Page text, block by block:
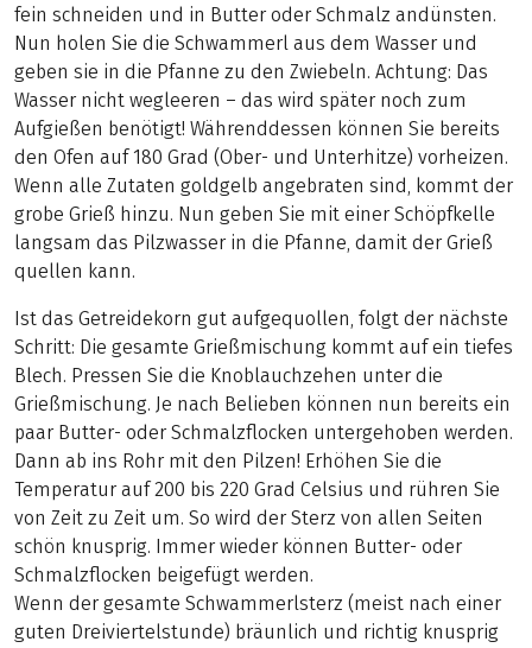
fein schneiden und in Butter oder Schmalz andünsten.
Nun holen Sie die Schwammerl aus dem Wasser und
geben sie in die Pfanne zu den Zwiebeln. Achtung: Das
Wasser nicht wegleeren – das wird später noch zum
Aufgießen benötigt! Währenddessen können Sie bereits
den Ofen auf 180 Grad (Ober- und Unterhitze) vorheizen.
Wenn alle Zutaten goldgelb angebraten sind, kommt der
grobe Grieß hinzu. Nun geben Sie mit einer Schöpfkelle
langsam das Pilzwasser in die Pfanne, damit der Grieß
quellen kann.
Ist das Getreidekorn gut aufgequollen, folgt der nächste
Schritt: Die gesamte Grießmischung kommt auf ein tiefes
Blech. Pressen Sie die Knoblauchzehen unter die
Grießmischung. Je nach Belieben können nun bereits ein
paar Butter- oder Schmalzflocken untergehoben werden.
Dann ab ins Rohr mit den Pilzen! Erhöhen Sie die
Temperatur auf 200 bis 220 Grad Celsius und rühren Sie
von Zeit zu Zeit um. So wird der Sterz von allen Seiten
schön knusprig. Immer wieder können Butter- oder
Schmalzflocken beigefügt werden.
Wenn der gesamte Schwammerlsterz (meist nach einer
guten Dreiviertelstunde) bräunlich und richtig knusprig